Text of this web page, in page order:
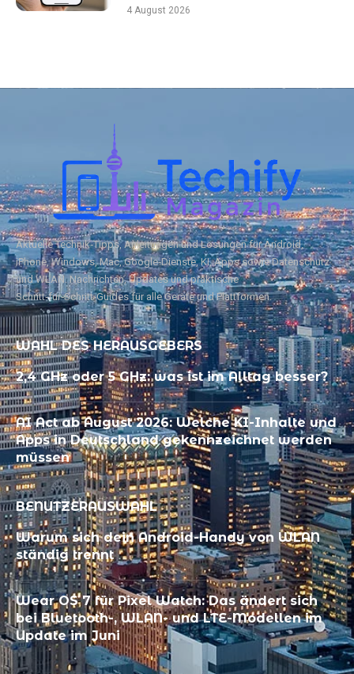
4 August 2026
Aktuelle Technik‑Tipps, Anleitungen und Lösungen für Android,
iPhone, Windows, Mac, Google‑Dienste, KI, Apps sowie Datenschutz
und WLAN. Nachrichten, Updates und praktische
Schritt‑für‑Schritt‑Guides für alle Geräte und Plattformen.
WAHL DES HERAUSGEBERS
2,4 GHz oder 5 GHz: was ist im Alltag besser?
AI Act ab August 2026: Welche KI-Inhalte und
Apps in Deutschland gekennzeichnet werden
müssen
BENUTZERAUSWAHL
Warum sich dein Android-Handy von WLAN
ständig trennt
Wear OS 7 für Pixel Watch: Das ändert sich
bei Bluetooth-, WLAN- und LTE-Modellen im
Update im Juni